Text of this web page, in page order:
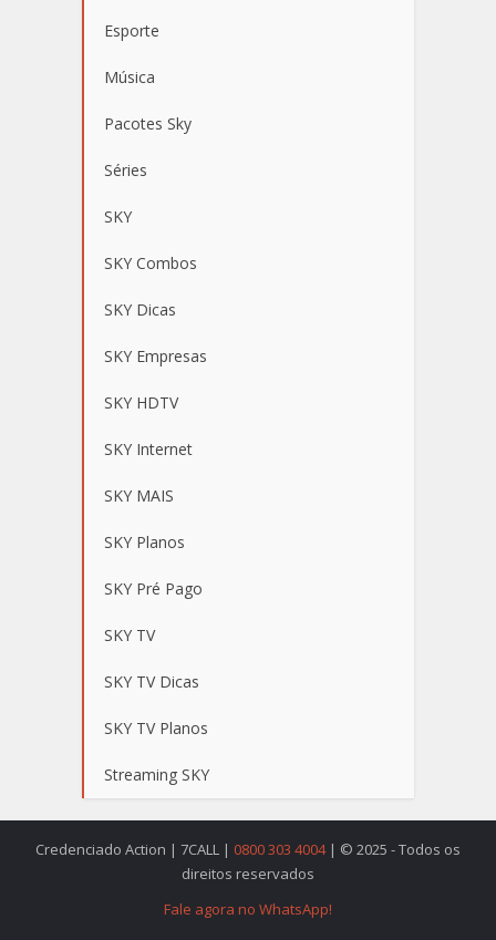
Esporte
Música
Pacotes Sky
Séries
SKY
SKY Combos
SKY Dicas
SKY Empresas
SKY HDTV
SKY Internet
SKY MAIS
SKY Planos
SKY Pré Pago
SKY TV
SKY TV Dicas
SKY TV Planos
Streaming SKY
Credenciado Action | 7CALL | 0800 303 4004| © 2025 - Todos os
direitos reservados
Fale agora no WhatsApp!